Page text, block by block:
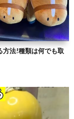
方法!種類は何でも取